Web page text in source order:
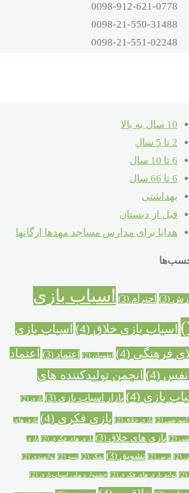
0098-912-621-0778
0098-21-550-31488
0098-21-551-02248
10 سال به بالا
2 تا 5 سال
6 تا 10 سال
6 تا 66 سال
بهداشتی
قبل از دبستان
هدایا برای مدارس مساجد مهدها ارگانها
(3) احترام (3)
اسباب بازی
اسباب بازی خلاق (4)
اسباب بازی
فرهنگی (4) اطمینان (2) اعتماد (3)
اعتماد
نفس (4)
انجمن تولیدکننده های
بازی (4) بازار اسباب بازی (3) بازی (2)
آموزشی (2) بازی خلاق (2) بازی فکری (4) بازی های
(2) بازی های خلاق (3) بازی های فکری (2) بازی
(2) ترس (2) تشویق (3) تفکر (2) تنبیه (2) توانمندی (2)
(2) تولید بازی های فکری (2) جشنواره ملی اسباب‌بازی (2)